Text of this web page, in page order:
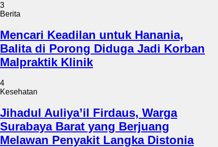
3
Berita
Mencari Keadilan untuk Hanania,
Balita di Porong Diduga Jadi Korban
Malpraktik Klinik
4
Kesehatan
Jihadul Auliya’il Firdaus, Warga
Surabaya Barat yang Berjuang
Melawan Penyakit Langka Distonia